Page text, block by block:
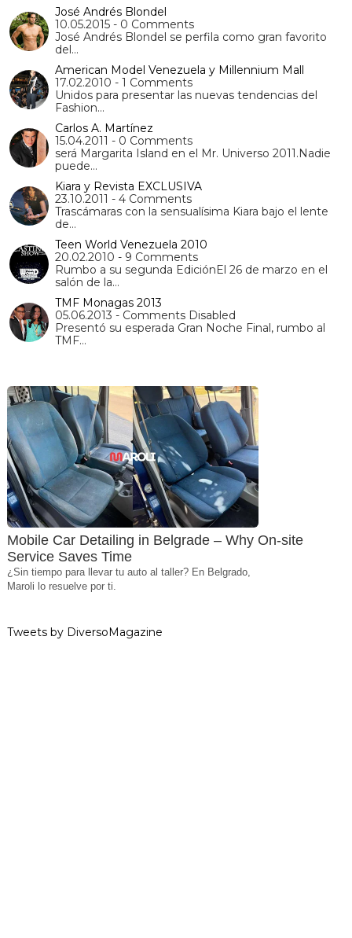
José Andrés Blondel
10.05.2015 - 0 Comments
José Andrés Blondel se perfila como gran favorito
del…
American Model Venezuela y Millennium Mall
17.02.2010 - 1 Comments
Unidos para presentar las nuevas tendencias del
Fashion…
Carlos A. Martínez
15.04.2011 - 0 Comments
será Margarita Island en el Mr. Universo 2011.Nadie
puede…
Kiara y Revista EXCLUSIVA
23.10.2011 - 4 Comments
Trascámaras con la sensualísima Kiara bajo el lente
de…
Teen World Venezuela 2010
20.02.2010 - 9 Comments
Rumbo a su segunda EdiciónEl 26 de marzo en el
salón de la…
TMF Monagas 2013
05.06.2013 - Comments Disabled
Presentó su esperada Gran Noche Final, rumbo al
TMF…
Mobile Car Detailing in Belgrade – Why On-site
Service Saves Time
¿Sin tiempo para llevar tu auto al taller? En Belgrado,
Maroli lo resuelve por ti.
Tweets by DiversoMagazine